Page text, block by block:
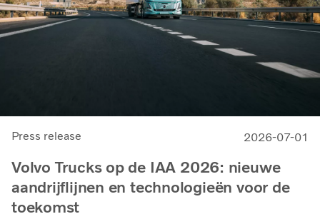
Press release 2026-07-01
Volvo Trucks op de IAA 2026: nieuwe
aandrijflijnen en technologieën voor de
toekomst